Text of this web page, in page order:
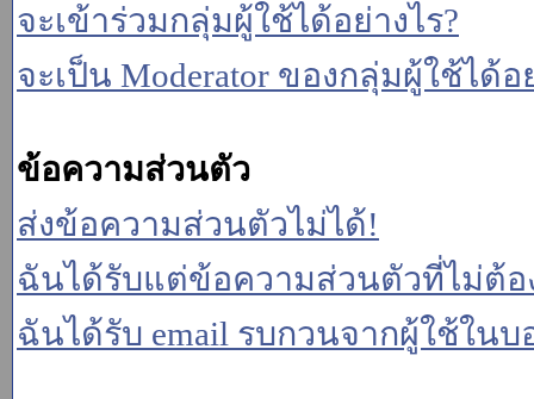
จะเข้าร่วมกลุ่มผู้ใช้ได้อย่างไร?
จะเป็น Moderator ของกลุ่มผู้ใช้ได้อ
ข้อความส่วนตัว
ส่งข้อความส่วนตัวไม่ได้!
ฉันได้รับแต่ข้อความส่วนตัวที่ไม่ต้อ
ฉันได้รับ email รบกวนจากผู้ใช้ใน